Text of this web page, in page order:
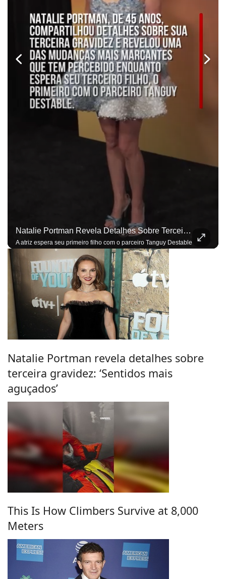
Natalie Portman Revela Detalhes Sobre Terceira Gravidez: ‘Sentidos Mais Aguçados’
A atriz espera seu primeiro filho com o parceiro Tanguy Destable
Natalie Portman revela detalhes sobre
terceira gravidez: ‘Sentidos mais
aguçados’
This Is How Climbers Survive at 8,000
Meters